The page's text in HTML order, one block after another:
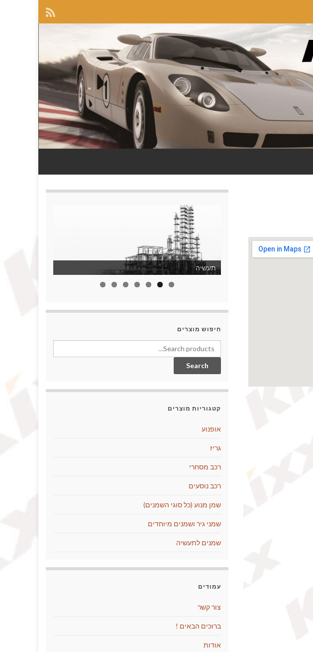
תעשיה
חיפוש מוצרים
Search
קטגוריות מוצרים
אופנוע
גריז
רכב מסחרי
רכב נוסעים
שמן מנוע (כל סוגי השמנים)
שמני גיר ושמנים מיוחדים
שמנים לתעשיה
עמודים
צור קשר
ברוכים הבאים !
אודות